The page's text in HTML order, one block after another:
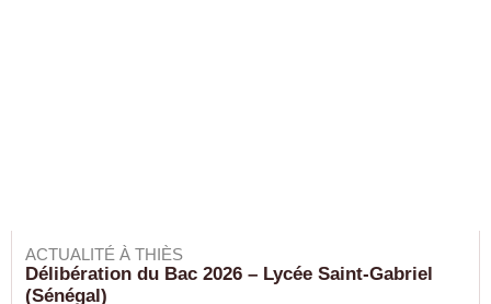
ACTUALITÉ À THIÈS
Délibération du Bac 2026 – Lycée Saint-Gabriel
(Sénégal)